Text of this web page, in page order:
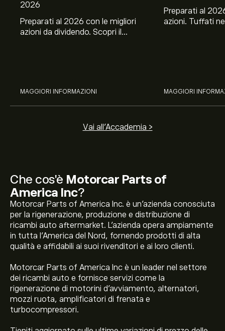
Che cos'è Motorcar Parts of
America Inc?
Motorcar Parts of America Inc. è un'azienda conosciuta
per la rigenerazione, produzione e distribuzione di
ricambi auto aftermarket. L'azienda opera ampiamente
in tutta l'America del Nord, fornendo prodotti di alta
qualità e affidabili ai suoi rivenditori e ai loro clienti.
Motorcar Parts of America Inc è un leader nel settore
dei ricambi auto e fornisce servizi come la
rigenerazione di motorini d'avviamento, alternatori,
mozzi ruota, amplificatori di frenata e
turbocompressori.
2026
Preparati al 2026 con le migliori
azioni da dividendo. Scopri il
MAGGIORI INFORMAZIONI
Preparati al
azioni. Tuffati
MAGGIORI
Vai all'Accademia >